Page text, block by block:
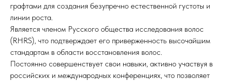
графтами для создания безупречно естественной густоты и
линии роста.
Является членом Русского общества исследования волос
(RHRS), что подтверждает его приверженность высочайшим
стандартам в области восстановления волос.
Постоянно совершенствует свои навыки, активно участвуя в
российских и международных конференциях, что позволяет